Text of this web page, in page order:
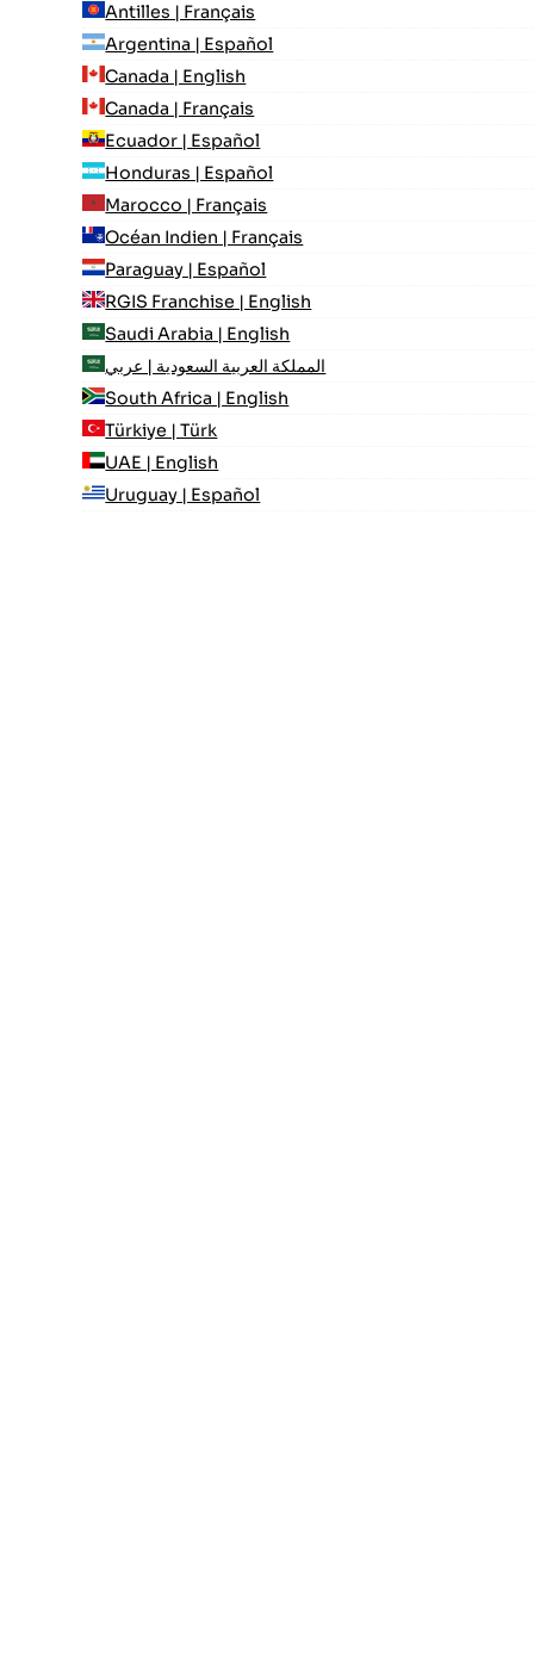
Antilles | Français
Argentina | Español
Canada | English
Canada | Français
Ecuador | Español
Honduras | Español
Marocco | Français
Océan Indien | Français
Paraguay | Español
RGIS Franchise | English
Saudi Arabia | English
المملكة العربية السعودية | عربي
South Africa | English
Türkiye | Türk
UAE | English
Uruguay | Español